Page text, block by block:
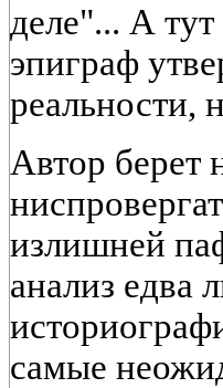
деле"... А
эпиграф
реальности,
Автор берет
излишней
анализ едва
самые